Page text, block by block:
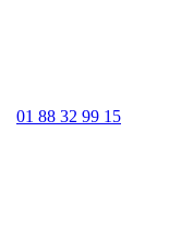
01 88 32 99 15